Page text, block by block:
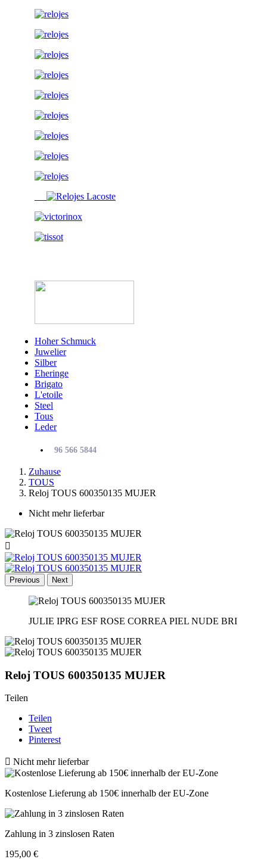
Hoher Schmuck
Juwelier
Silber
Eheringe
Brigato
L'etoile
Steel
Tous
Leder
96 566 5844
Zuhause
TOUS
Reloj TOUS 600350135 MUJER
Nicht mehr lieferbar

Previous Next
JULIE IPRG ESF ROSE CORREA PIEL NUDE BRI
Reloj TOUS 600350135 MUJER
Teilen
Teilen
Tweet
Pinterest
 Nicht mehr lieferbar
Kostenlose Lieferung ab 150€ innerhalb der EU-Zone
Zahlung in 3 zinslosen Raten
195,00 €